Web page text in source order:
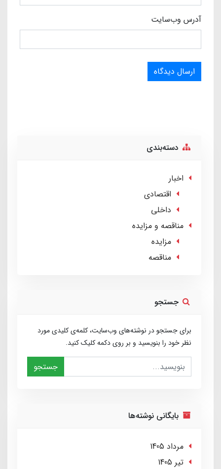
آدرس وب‌سایت
ارسال دیدگاه
دسته‌بندی
اخبار
اقتصادی
داخلی
مناقصه و مزایده
مزایده
مناقصه
جستجو
برای جستجو در نوشته‌های وب‌سایت، کلمه‌ی کلیدی مورد
نظر خود را بنویسید و بر روی دکمه کلیک کنید.
جستجو
بایگانی نوشته‌ها
مرداد 1405
تير 1405